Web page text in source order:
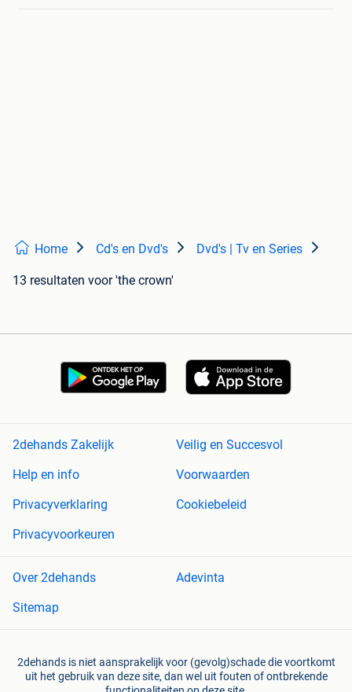
Home Cd's en Dvd's Dvd's | Tv en Series
13 resultaten voor 'the crown'
2dehands Zakelijk
Veilig en Succesvol
Help en info
Voorwaarden
Privacyverklaring
Cookiebeleid
Privacyvoorkeuren
Over 2dehands
Adevinta
Sitemap
2dehands is niet aansprakelijk voor (gevolg)schade die voortkomt
uit het gebruik van deze site, dan wel uit fouten of ontbrekende